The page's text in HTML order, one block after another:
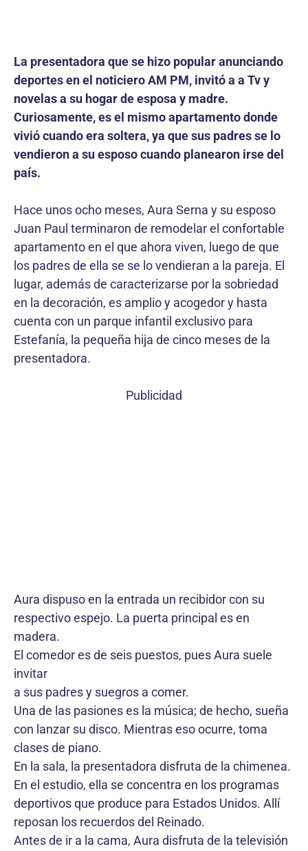
La presentadora que se hizo popular anunciando
deportes en el noticiero AM PM, invitó a a Tv y
novelas a su hogar de esposa y madre.
Curiosamente, es el mismo apartamento donde
vivió cuando era soltera, ya que sus padres se lo
vendieron a su esposo cuando planearon irse del
país.
Hace unos ocho meses, Aura Serna y su esposo
Juan Paul terminaron de remodelar el confortable
apartamento en el que ahora viven, luego de que
los padres de ella se se lo vendieran a la pareja. El
lugar, además de caracterizarse por la sobriedad
en la decoración, es amplio y acogedor y hasta
cuenta con un parque infantil exclusivo para
Estefanía, la pequeña hija de cinco meses de la
presentadora.
Publicidad
Aura dispuso en la entrada un recibidor con su
respectivo espejo. La puerta principal es en
madera.
El comedor es de seis puestos, pues Aura suele
invitar
a sus padres y suegros a comer.
Una de las pasiones es la música; de hecho, sueña
con lanzar su disco. Mientras eso ocurre, toma
clases de piano.
En la sala, la presentadora disfruta de la chimenea.
En el estudio, ella se concentra en los programas
deportivos que produce para Estados Unidos. Allí
reposan los recuerdos del Reinado.
Antes de ir a la cama, Aura disfruta de la televisión